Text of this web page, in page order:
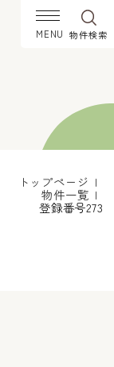
物件検索
トップページ
物件一覧
登録番号273